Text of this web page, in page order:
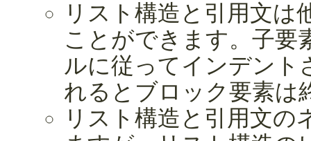
リスト構造と引用文は
ことができます。子要
ルに従ってインデント
れるとブロック要素は
リスト構造と引用文の